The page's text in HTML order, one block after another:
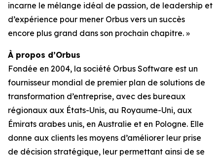
incarne le mélange idéal de passion, de leadership et
d’expérience pour mener Orbus vers un succès
encore plus grand dans son prochain chapitre. »
À propos d’Orbus
Fondée en 2004, la société Orbus Software est un
fournisseur mondial de premier plan de solutions de
transformation d’entreprise, avec des bureaux
régionaux aux États-Unis, au Royaume-Uni, aux
Émirats arabes unis, en Australie et en Pologne. Elle
donne aux clients les moyens d’améliorer leur prise
de décision stratégique, leur permettant ainsi de se